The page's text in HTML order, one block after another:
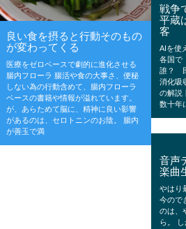
良い食を摂ると行動そのもの
が変わってくる
医療をゼロベースで劇的に進化させる
腸内フローラ 腸活や食の大事さ、便秘
しない為の行動含めて、腸内フローラ
ベースの書籍や情報が溢れています。
が、あらためて脳に、精神に良い影響
があるのは、セロトニンのお陰。 腸内
が善玉で満
戦争
平蔵
客
AIを使
各国
誰？
消化吸
の解説
数十年
音声
楽曲
やはり
今ので
のは、
ら。